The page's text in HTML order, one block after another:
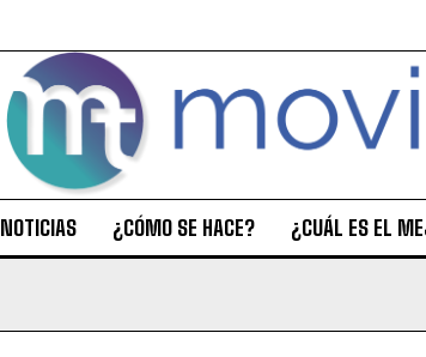
NOTICIAS ¿CÓMO SE HACE? ¿CUÁL ES EL